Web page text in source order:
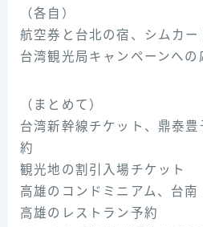
（各自）
航空券と台北の宿、シムカー
台湾観光局キャンペーンへの
（まとめて）
台湾新幹線チケット、鼎泰
約
観光地の割引入場チケット
高雄のコンドミニアム、台南
高雄のレストラン予約